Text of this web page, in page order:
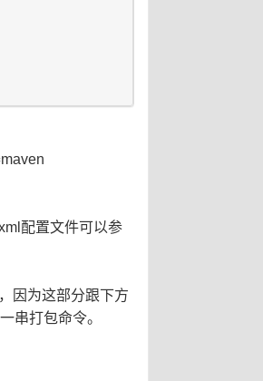
配置文件可以参
因为这部分跟下方
串打包命令。